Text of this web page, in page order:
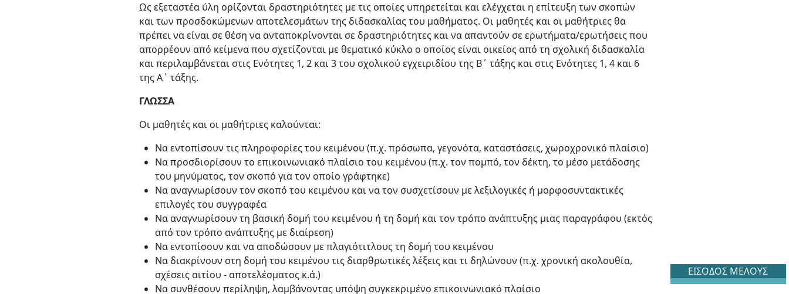
Ως εξεταστέα ύλη ορίζονται δραστηριότητες με τις οποίες υπηρετείται και ελέγχεται η επίτευξη των σκοπών
και των προσδοκώμενων αποτελεσμάτων της διδασκαλίας του μαθήματος. Οι μαθητές και οι μαθήτριες θα
πρέπει να είναι σε θέση να ανταποκρίνονται σε δραστηριότητες και να απαντούν σε ερωτήματα/ερωτήσεις που
απορρέουν από κείμενα που σχετίζονται με θεματικό κύκλο ο οποίος είναι οικείος από τη σχολική διδασκαλία
και περιλαμβάνεται στις Ενότητες 1, 2 και 3 του σχολικού εγχειριδίου της Β΄ τάξης και στις Ενότητες 1, 4 και 6
της Α΄ τάξης.
ΓΛΩΣΣΑ
Οι μαθητές και οι μαθήτριες καλούνται:
Να εντοπίσουν τις πληροφορίες του κειμένου (π.χ. πρόσωπα, γεγονότα, καταστάσεις, χωροχρονικό πλαίσιο)
Να προσδιορίσουν το επικοινωνιακό πλαίσιο του κειμένου (π.χ. τον πομπό, τον δέκτη, το μέσο μετάδοσης
του μηνύματος, τον σκοπό για τον οποίο γράφτηκε)
Να αναγνωρίσουν τον σκοπό του κειμένου και να τον συσχετίσουν με λεξιλογικές ή μορφοσυντακτικές
επιλογές του συγγραφέα
Να αναγνωρίσουν τη βασική δομή του κειμένου ή τη δομή και τον τρόπο ανάπτυξης μιας παραγράφου (εκτός
από τον τρόπο ανάπτυξης με διαίρεση)
Να εντοπίσουν και να αποδώσουν με πλαγιότιτλους τη δομή του κειμένου
Να διακρίνουν στη δομή του κειμένου τις διαρθρωτικές λέξεις και τι δηλώνουν (π.χ. χρονική ακολουθία,
σχέσεις αιτίου - αποτελέσματος κ.ά.)
Να συνθέσουν περίληψη, λαμβάνοντας υπόψη συγκεκριμένο επικοινωνιακό πλαίσιο
ΕΙΣΟΔΟΣ ΜΕΛΟΥΣ